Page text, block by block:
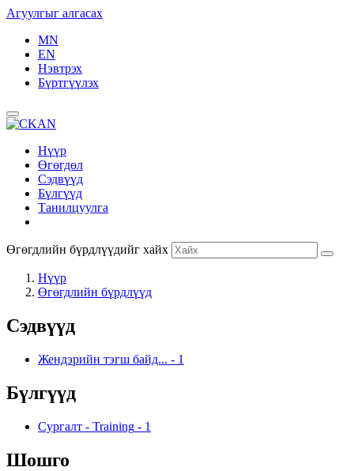
Агуулгыг алгасах
MN
EN
Нэвтрэх
Бүртгүүлэх
Нүүр
Өгөгдөл
Сэдвүүд
Бүлгүүд
Танилцуулга
Өгөгдлийн бүрдлүүдийг хайх
Нүүр
Өгөгдлийн бүрдлүүд
Сэдвүүд
Жендэрийн тэгш байд... - 1
Бүлгүүд
Сургалт - Training - 1
Шошго